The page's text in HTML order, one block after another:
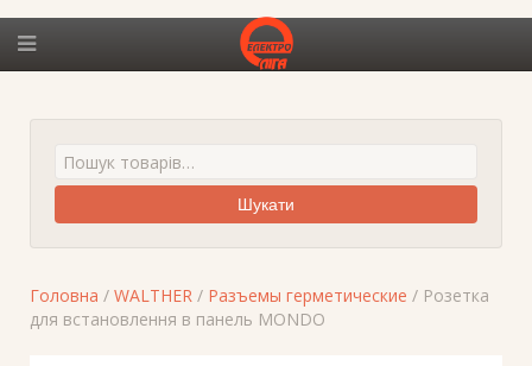
Шукати
Головна / WALTHER / Разъемы герметические / Розетка
для встановлення в панель MONDO